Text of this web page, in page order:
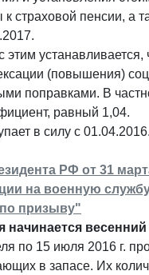
страховой пенсии, а
этим
(повышения)
поправками. В
равный 1,04.
в силу с 01.04.2016.
РФ от 31
на военную
призыву"
начинается
по 15 июля 2016 г.
в запасе. Их